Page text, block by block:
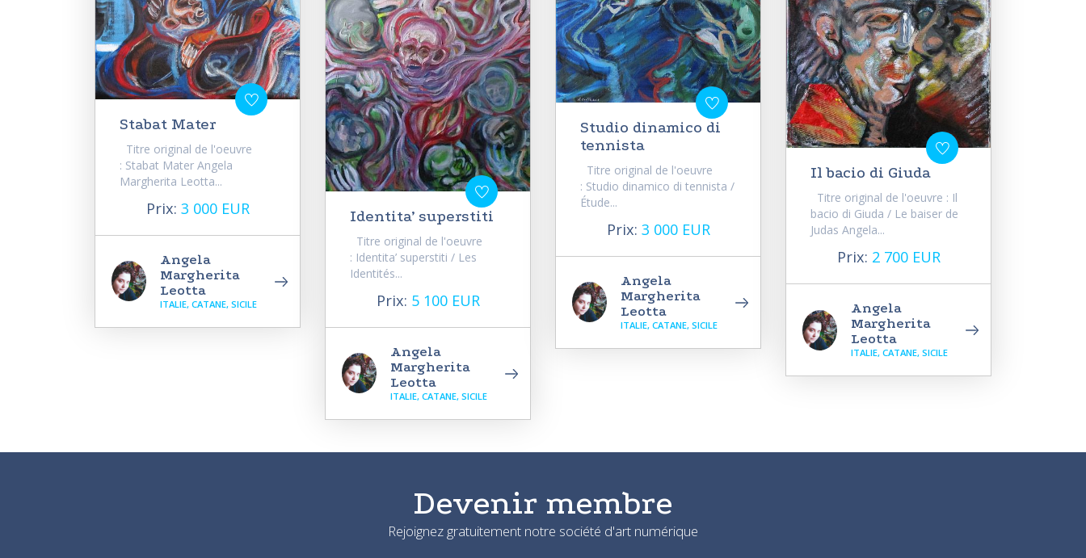
Stabat Mater
Titre original de l'oeuvre
: Stabat Mater Angela
Margherita Leotta...
Prix: 3 000 EUR
Angela
Margherita
Leotta
ITALIE, CATANE, SICILE
Identita’ superstiti
Titre original de l'oeuvre
: Identita’ superstiti / Les
Identités...
Prix: 5 100 EUR
Angela
Margherita
Leotta
ITALIE, CATANE, SICILE
Studio dinamico di
tennista
Titre original de l'oeuvre
: Studio dinamico di tennista /
Étude...
Prix: 3 000 EUR
Angela
Margherita
Leotta
ITALIE, CATANE, SICILE
Il bacio di Giuda
Titre original de l'oeuvre : Il
bacio di Giuda / Le baiser de
Judas Angela...
Prix: 2 700 EUR
Angela
Margherita
Leotta
ITALIE, CATANE, SICILE
Devenir membre
Rejoignez gratuitement notre société d'art numérique